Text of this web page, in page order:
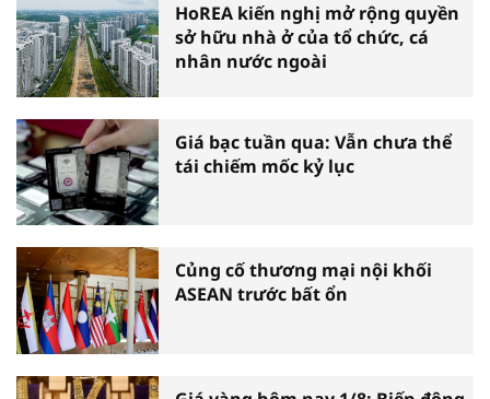
HoREA kiến nghị mở rộng quyền
sở hữu nhà ở của tổ chức, cá
nhân nước ngoài
Giá bạc tuần qua: Vẫn chưa thể
tái chiếm mốc kỷ lục
Củng cố thương mại nội khối
ASEAN trước bất ổn